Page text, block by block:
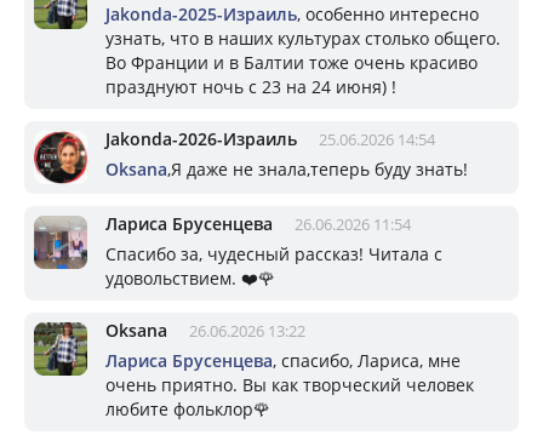
Jakonda-2025-Израиль, особенно интересно
узнать, что в наших культурах столько общего.
Во Франции и в Балтии тоже очень красиво
празднуют ночь с 23 на 24 июня) !
Jakonda-2026-Израиль 25.06.2026 14:54
Oksana,Я даже не знала,теперь буду знать!
Лариса Брусенцева 26.06.2026 11:54
Спасибо за, чудесный рассказ! Читала с
удовольствием. ❤️🌹
Oksana 26.06.2026 13:22
Лариса Брусенцева, спасибо, Лариса, мне
очень приятно. Вы как творческий человек
любите фольклор🌹